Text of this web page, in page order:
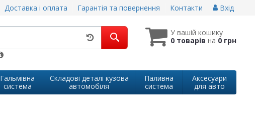
Доставка і оплата Гарантія та повернення Контакти Вхід
У вашій кошику
0 товарів на 0 грн
Гальмівна
система
Складові деталі кузова
автомобіля
Паливна
система
Аксесуари
для авто